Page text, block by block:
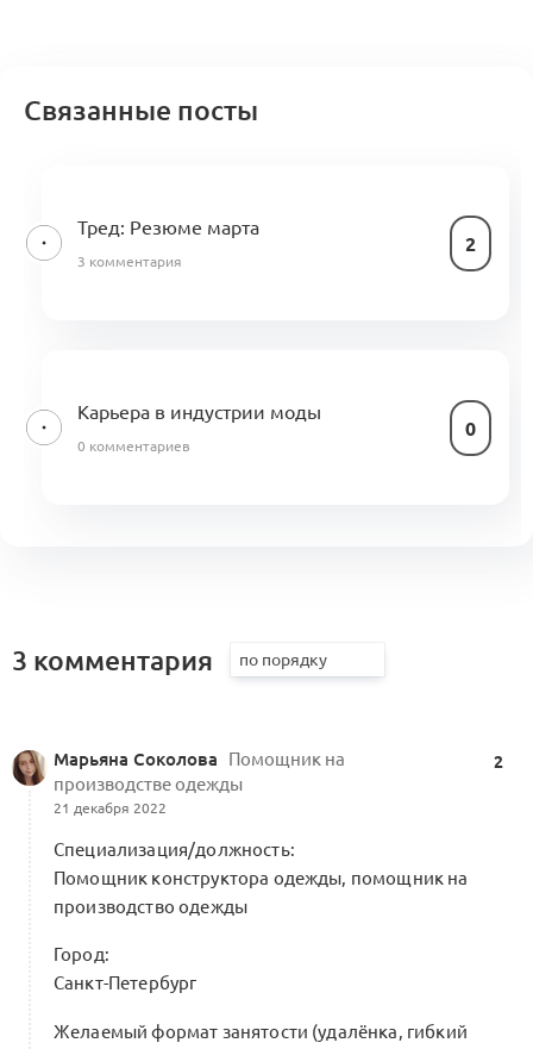
Связанные посты
Тред: Резюме марта
2
3 комментария
Карьера в индустрии моды
0
0 комментариев
3 комментария
Марьяна Соколова
Помощник на
производстве одежды
21 декабря 2022
2
Специализация/должность:
Помощник конструктора одежды, помощник на
производство одежды
Город:
Санкт-Петербург
Желаемый формат занятости (удалёнка, гибкий